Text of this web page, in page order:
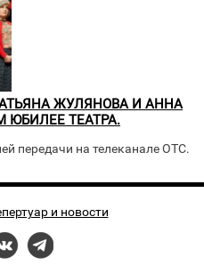
ЖУЛЯНОВА И АННА
ЮБИЛЕЕ ТЕАТРА.
передачи на телеканале ОТС.
и новости